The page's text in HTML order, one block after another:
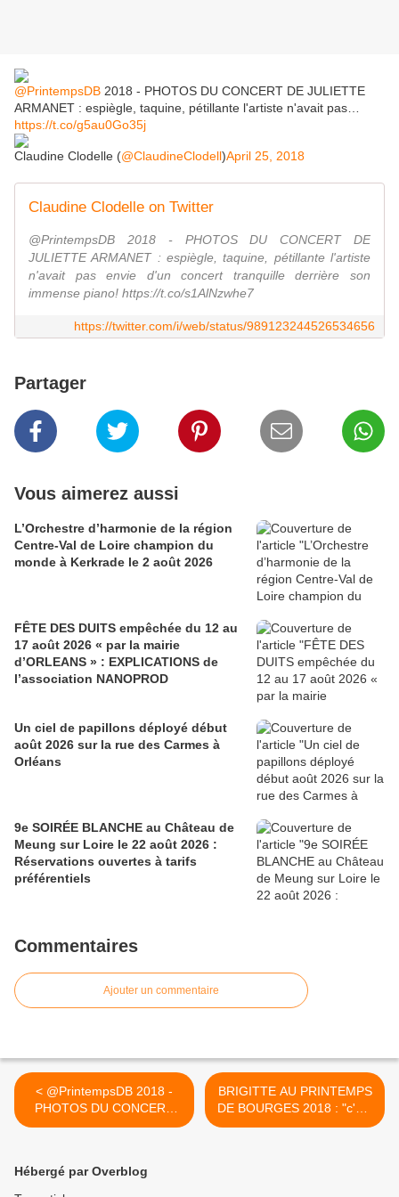
@PrintempsDB 2018 - PHOTOS DU CONCERT DE JULIETTE
ARMANET : espiègle, taquine, pétillante l'artiste​ n'avait pas…
https://t.co/g5au0Go35j
Claudine Clodelle (@ClaudineClodell)April 25, 2018
Claudine Clodelle on Twitter
@PrintempsDB 2018 - PHOTOS DU CONCERT DE
JULIETTE ARMANET : espiègle, taquine, pétillante l'artiste​
n'avait pas envie d'un concert tranquille derrière son
immense piano! https://t.co/s1AlNzwhe7
https://twitter.com/i/web/status/989123244526534656
Partager
Vous aimerez aussi
L’Orchestre d’harmonie de la région
Centre-Val de Loire champion du
monde à Kerkrade le 2 août 2026
FÊTE DES DUITS empêchée du 12 au
17 août 2026 « par la mairie
d’ORLEANS » : EXPLICATIONS de
l’association NANOPROD
Un ciel de papillons déployé début
août 2026 sur la rue des Carmes à
Orléans
9e SOIRÉE BLANCHE au Château de
Meung sur Loire le 22 août 2026 :
Réservations ouvertes à tarifs
préférentiels
Commentaires
Ajouter un commentaire
< @PrintempsDB 2018 -
PHOTOS DU CONCERT
DE JULIETTE...
BRIGITTE AU PRINTEMPS
DE BOURGES 2018 : "c'est
très important de rester
Hébergé par Overblog